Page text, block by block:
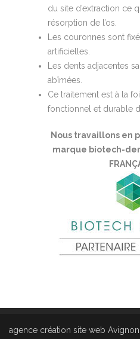
du site d’extraction ce
résorption de l’os.
Les couronnes sont
artificielles.
Les dents adjacentes
abîmées.
Ce traitement est à la
fonctionnel et durable
Nous travaillons en
marque biotech-
agence création site web Avignon